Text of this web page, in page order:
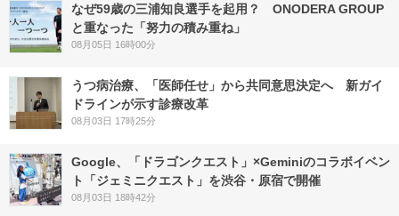
なぜ59歳の三浦知良選手を起用？ ONODERA GROUP
と重なった「努力の積み重ね」
08月05日 16時00分
うつ病治療、「医師任せ」から共同意思決定へ 新ガイ
ドラインが示す診療改革
08月03日 17時25分
Google、「ドラゴンクエスト」×Geminiのコラボイベン
ト「ジェミニクエスト」を渋谷・原宿で開催
08月03日 18時42分